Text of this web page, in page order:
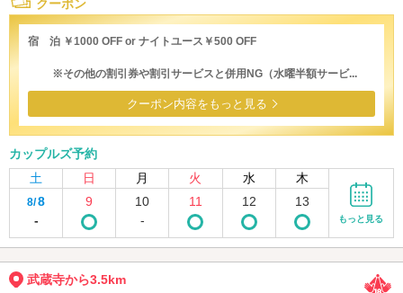
クーポン
宿 泊 ￥1000 OFF or ナイトユース￥500 OFF
※その他の割引券や割引サービスと併用NG（水曜半額サービ...
クーポン内容をもっと見る
カップルズ予約
土
日 月 火 水 木
8/8
-
9
10
-
11 12 13
もっと見る
武蔵寺から3.5km